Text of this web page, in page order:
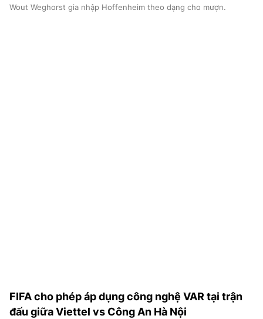
Wout Weghorst gia nhập Hoffenheim theo dạng cho mượn.
FIFA cho phép áp dụng công nghệ VAR tại trận
đấu giữa Viettel vs Công An Hà Nội